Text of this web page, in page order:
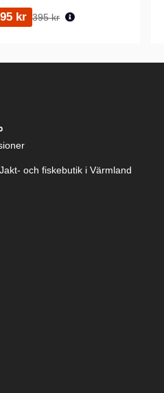
kr Ordinarie pris:
395 kr
och fiskebutik i Värmland